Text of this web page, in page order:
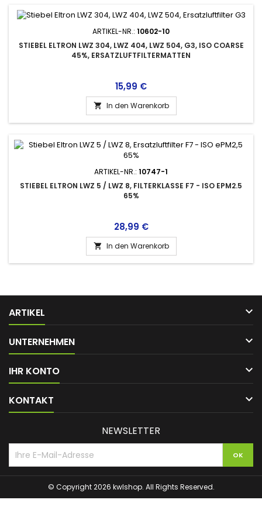
ARTIKEL-NR.: 10602-10
STIEBEL ELTRON LWZ 304, LWZ 404, LWZ 504, G3, ISO COARSE
45%, ERSATZLUFTFILTERMATTEN
Preis
15,99 €
 In den Warenkorb
ARTIKEL-NR.: 10747-1
STIEBEL ELTRON LWZ 5 / LWZ 8, FILTERKLASSE F7 - ISO EPM2.5
65%
Preis
28,99 €
 In den Warenkorb
ARTIKEL 
UNTERNEHMEN 
IHR KONTO 
KONTAKT 
NEWSLETTER
© Copyright 2026 kwlshop. All Rights Reserved.